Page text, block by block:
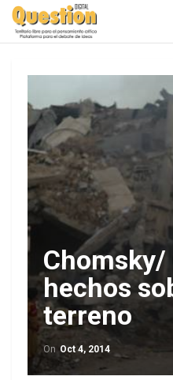
Chomsky/
hechos
terreno
On Oct 4, 2014